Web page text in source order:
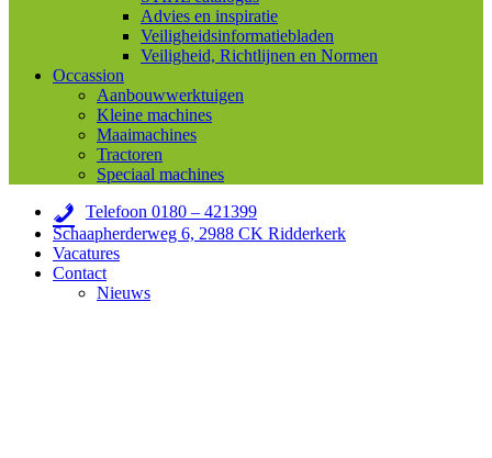
Advies en inspiratie
Veiligheidsinformatiebladen
Veiligheid, Richtlijnen en Normen
Occassion
Aanbouwwerktuigen
Kleine machines
Maaimachines
Tractoren
Speciaal machines
Telefoon 0180 – 421399
Schaapherderweg 6, 2988 CK Ridderkerk
Vacatures
Contact
Nieuws